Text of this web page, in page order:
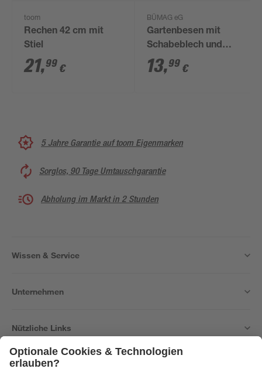
toom
Rechen 42 cm mit
Stiel
21,99 €
BÜMAG eG
Gartenbesen mit
Schabeblech und
Teleskopstiel Elaston
40 cm grün rot
13,99 €
5 Jahre Garantie auf toom Eigenmarken
Sorglos, 90 Tage Umtauschgarantie
Abholung im Markt in 2 Stunden
Wissen & Service
Unternehmen
Nützliche Links